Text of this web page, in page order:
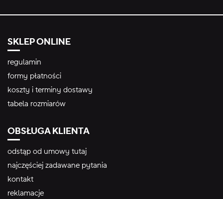
SKLEP ONLINE
regulamin
formy płatności
koszty i terminy dostawy
tabela rozmiarów
OBSŁUGA KLIENTA
odstąp od umowy tutaj
najczęściej zadawane pytania
kontakt
reklamacje